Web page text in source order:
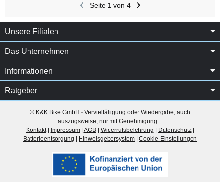
Seite 1von 4
Unsere Filialen
Das Unternehmen
Informationen
Ratgeber
© K&K Bike GmbH - Vervielfältigung oder Wiedergabe, auch
auszugsweise, nur mit Genehmigung.
Kontakt| Impressum| AGB| Widerrufsbelehrung Datenschutz|
Batterieentsorgung
Hinweisgebersystem Cookie-Einstellungen